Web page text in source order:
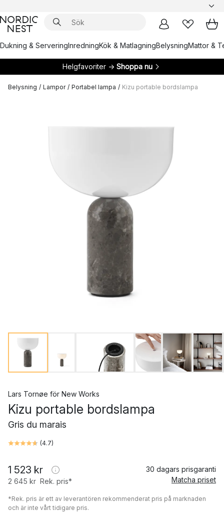
Dukning & ServeringInredningKök & MatlagningBelysningMattor &
Helgfavoriter → Shoppa nu
Belysning / Lampor / Portabel lampa / Kizu portable bordslampa
Lars Tornøe för New Works
Kizu portable bordslampa
Gris du marais
(4.7)
1 523 kr
2 645 kr Rek. pris*
30 dagars prisgaranti
Matcha priset
*Rek. pris är ett av leverantören rekommenderat pris på marknaden
och är inte vårt tidigare pris.